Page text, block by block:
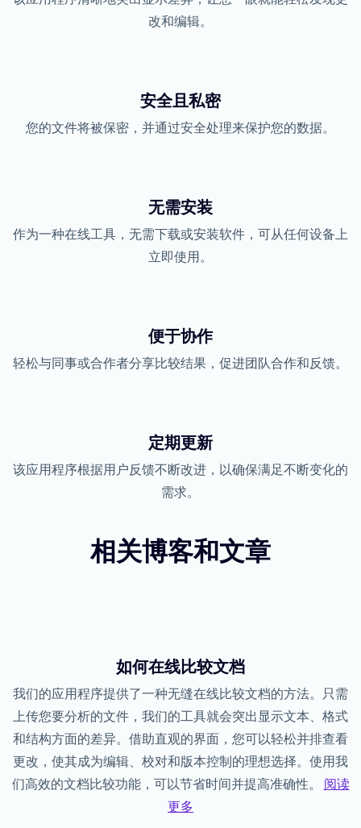
改和编辑。
安全且私密
您的文件将被保密，并通过安全处理来保护您的数据。
无需安装
作为一种在线工具，无需下载或安装软件，可从任何设备上
立即使用。
便于协作
轻松与同事或合作者分享比较结果，促进团队合作和反馈。
定期更新
该应用程序根据用户反馈不断改进，以确保满足不断变化的
需求。
相关博客和文章
如何在线比较文档
我们的应用程序提供了一种无缝在线比较文档的方法。只需
上传您要分析的文件，我们的工具就会突出显示文本、格式
和结构方面的差异。借助直观的界面，您可以轻松并排查看
更改，使其成为编辑、校对和版本控制的理想选择。使用我
们高效的文档比较功能，可以节省时间并提高准确性。 阅读
更多